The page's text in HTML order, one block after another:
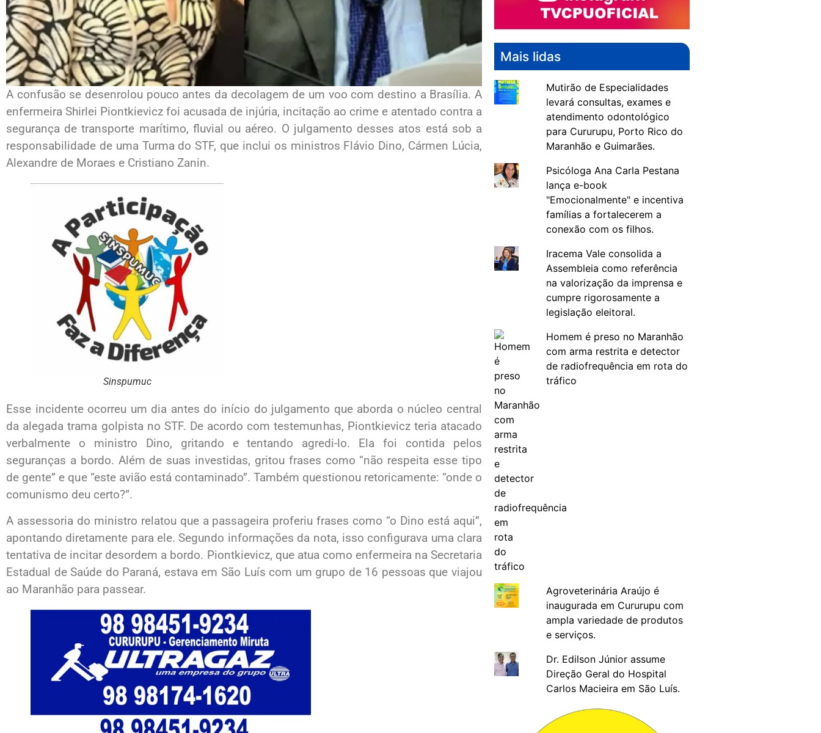
A confusão se desenrolou pouco antes da decolagem de um voo com destino a Brasília. A
enfermeira Shirlei Piontkievicz foi acusada de injúria, incitação ao crime e atentado contra a
segurança de transporte marítimo, fluvial ou aéreo. O julgamento desses atos está sob a
responsabilidade de uma Turma do STF, que inclui os ministros Flávio Dino, Cármen Lúcia,
Alexandre de Moraes e Cristiano Zanin.
Sinspumuc
Esse incidente ocorreu um dia antes do início do julgamento que aborda o núcleo central
da alegada trama golpista no STF. De acordo com testemunhas, Piontkievicz teria atacado
verbalmente o ministro Dino, gritando e tentando agredi-lo. Ela foi contida pelos
seguranças a bordo. Além de suas investidas, gritou frases como “não respeita esse tipo
de gente” e que “este avião está contaminado”. Também questionou retoricamente: “onde o
comunismo deu certo?”.
A assessoria do ministro relatou que a passageira proferiu frases como “o Dino está aqui”,
apontando diretamente para ele. Segundo informações da nota, isso configurava uma clara
tentativa de incitar desordem a bordo. Piontkievicz, que atua como enfermeira na Secretaria
Estadual de Saúde do Paraná, estava em São Luís com um grupo de 16 pessoas que viajou
ao Maranhão para passear.
Mais lidas
Mutirão de Especialidades
levará consultas, exames e
atendimento odontológico
para Cururupu, Porto Rico do
Maranhão e Guimarães.
Psicóloga Ana Carla Pestana
lança e-book
"Emocionalmente" e incentiva
famílias a fortalecerem a
conexão com os filhos.
Iracema Vale consolida a
Assembleia como referência
na valorização da imprensa e
cumpre rigorosamente a
legislação eleitoral.
Homem é preso no Maranhão
com arma restrita e detector
de radiofrequência em rota do
tráfico
Agroveterinária Araújo é
inaugurada em Cururupu com
ampla variedade de produtos
e serviços.
Dr. Edilson Júnior assume
Direção Geral do Hospital
Carlos Macieira em São Luís.